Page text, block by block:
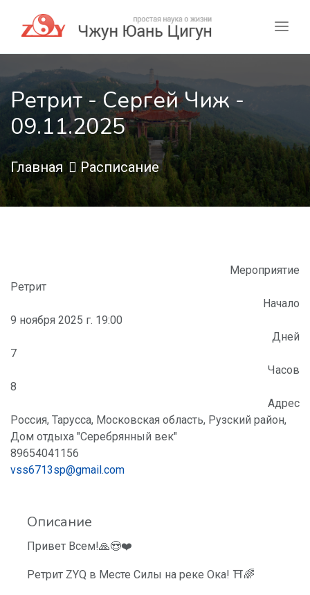
Ретрит - Сергей Чиж -
09.11.2025
Главная Расписание
Мероприятие
Ретрит
Начало
9 ноября 2025 г. 19:00
Дней
7
Часов
8
Адрес
Россия, Тарусса, Московская область, Рузский район,
Дом отдыха "Серебрянный век"
89654041156
vss6713sp@gmail.com
Описание
Привет Всем!🙏😍❤️
Ретрит ZYQ в Месте Силы на реке Ока! ⛩🌈